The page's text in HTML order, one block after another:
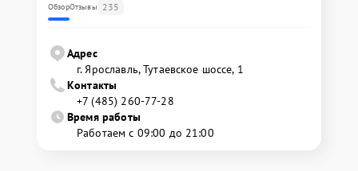
ОбзорОтзывы 235
Адрес
г. Ярославль, Тутаевское шоссе, 1
Контакты
+7 (485) 260-77-28
Время работы
Работаем с 09:00 до 21:00